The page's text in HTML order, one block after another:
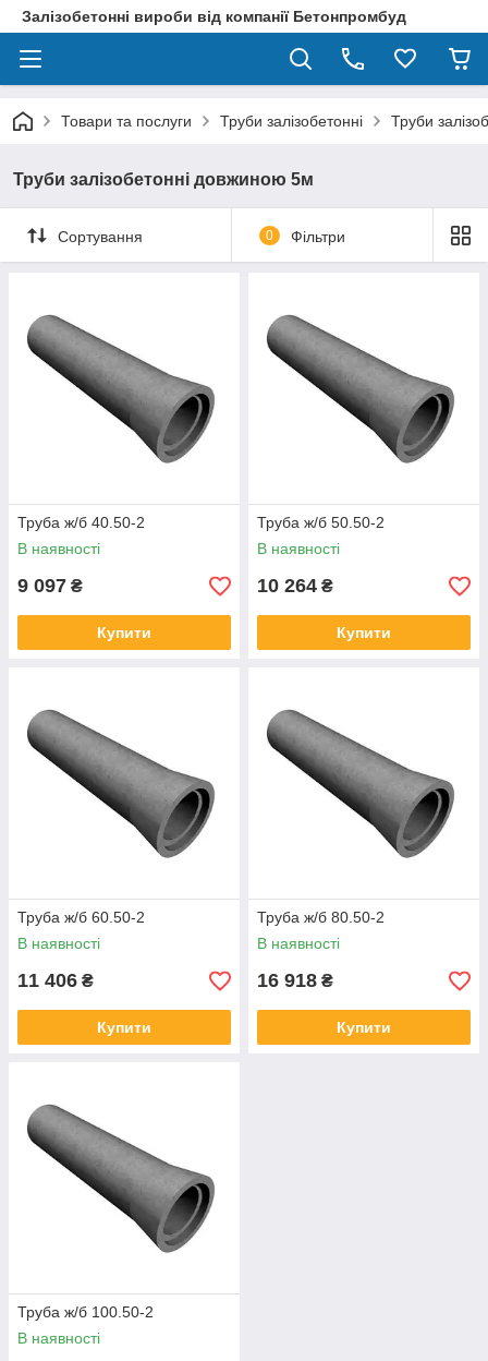
Залізобетонні вироби від компанії Бетонпромбуд
Товари та послуги Труби залізобетонні Труби
Труби залізобетонні довжиною 5м
Сортування 0 Фільтри
Труба ж/б 40.50-2
В наявності
9 097 ₴
Купити
Труба ж/б 50.50-2
В наявності
10 264 ₴
Купити
Труба ж/б 60.50-2
В наявності
11 406 ₴
Купити
Труба ж/б 80.50-2
В наявності
16 918 ₴
Купити
Труба ж/б 100.50-2
В наявності